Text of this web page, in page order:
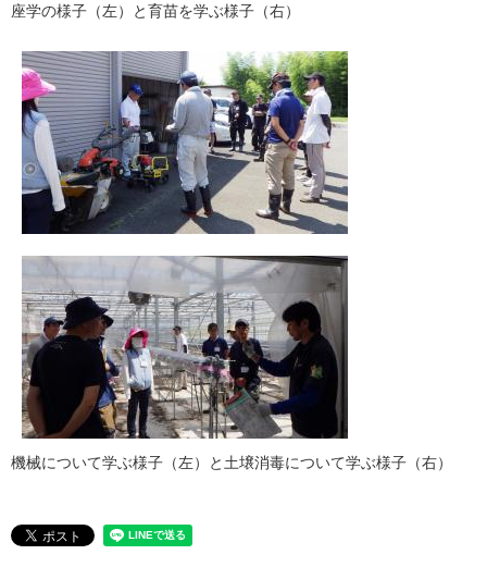
座学の様子（左）と育苗を学ぶ様子（右）
機械について学ぶ様子（左）と土壌消毒について学ぶ様子（右）